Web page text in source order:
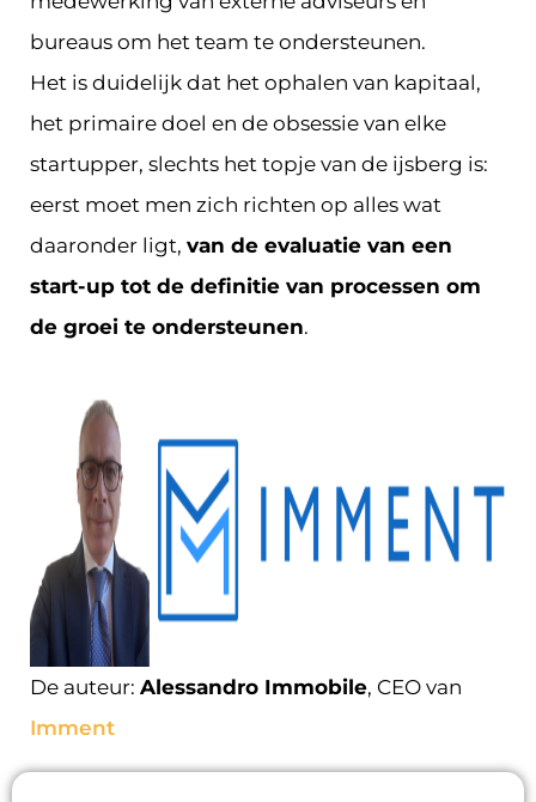
bureaus om het team te ondersteunen.
Het is duidelijk dat het ophalen van kapitaal,
het primaire doel en de obsessie van elke
startupper, slechts het topje van de ijsberg is:
eerst moet men zich richten op alles wat
daaronder ligt, van de evaluatie van een
start-up tot de definitie van processen om
de groei te ondersteunen.
De auteur: Alessandro Immobile, CEO van
Imment